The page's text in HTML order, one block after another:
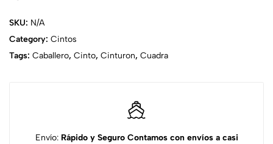
SKU: N/A
Category: Cintos
Tags: Caballero, Cinto, Cinturon, Cuadra
Envío: Rápido y Seguro Contamos con envíos a casi